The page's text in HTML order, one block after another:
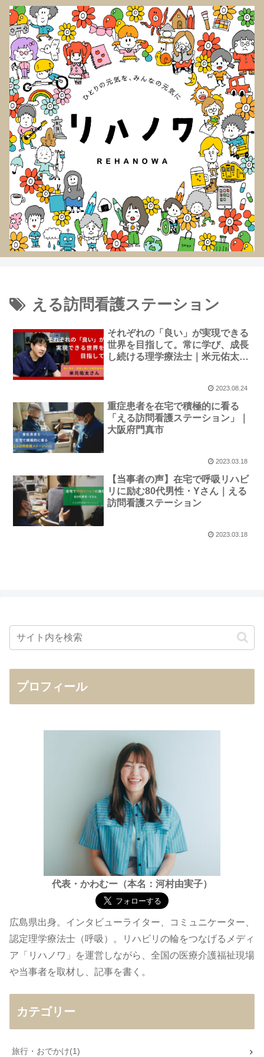
える訪問看護ステーション
それぞれの「良い」が実現できる
世界を目指して。常に学び、成長
し続ける理学療法士｜米元佑太さ
2023.08.24
重症患者を在宅で積極的に看る
「える訪問看護ステーション」｜
大阪府門真市
2023.03.18
【当事者の声】在宅で呼吸リハビ
リに励む80代男性・Yさん｜える
訪問看護ステーション
2023.03.18
プロフィール
代表・かわむー（本名：河村由実子）
広島県出身。インタビューライター、コミュニケーター、
認定理学療法士（呼吸）。リハビリの輪をつなげるメディ
ア「リハノワ」を運営しながら、全国の医療介護福祉現場
や当事者を取材し、記事を書く。
カテゴリー
旅行・おでかけ 1